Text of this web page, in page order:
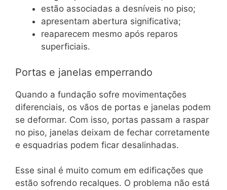
estão associadas a desníveis no piso;
apresentam abertura significativa;
reaparecem mesmo após reparos
superficiais.
Portas e janelas emperrando
Quando a fundação sofre movimentações
diferenciais, os vãos de portas e janelas podem
se deformar. Com isso, portas passam a raspar
no piso, janelas deixam de fechar corretamente
e esquadrias podem ficar desalinhadas.
Esse sinal é muito comum em edificações que
estão sofrendo recalques. O problema não está